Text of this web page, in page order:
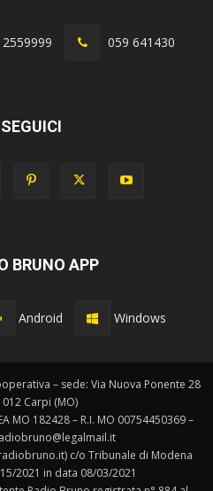
059 641430
SEGUICI
BRUNO APP
Android Windows
– sede: Via Nuova Ponente 28
Carpi (MO)
MO 182428 – R.I. MO 00754450369 –
c/o Tribunale di Modena
2021 in data 08/03/2021